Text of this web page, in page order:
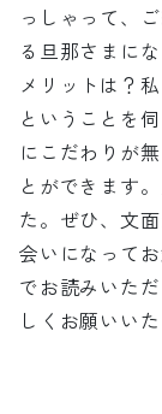
っしゃって、
る旦那さまに
メリットは？
ということを
にこだわりが
とができます
た。ぜひ、文
会いになって
でお読みいた
しくお願いいた